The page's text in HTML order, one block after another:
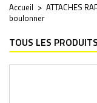
Accueil ATTACHES
boulonner
TOUS LES PRODUITS